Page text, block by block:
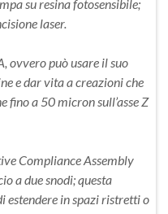
su resina fotosensibile;
laser.
ovvero può usare il suo
e dar vita a creazioni che
fino a 50 micron sull’asse Z
Compliance Assembly
a due snodi; questa
in spazi ristretti o